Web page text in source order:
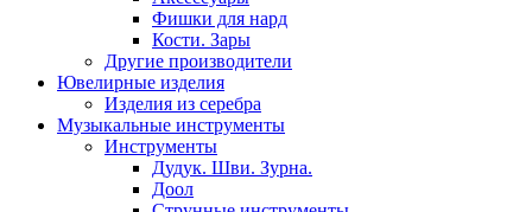
Фишки для нард
Кости. Зары
Другие производители
Ювелирные изделия
Изделия из серебра
Музыкальные инструменты
Инструменты
Дудук. Шви. Зурна.
Доол